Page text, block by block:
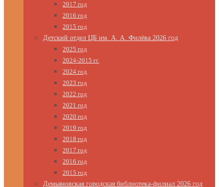
2017 год
2016 год
2015 год
Детский отдел ЦБ им. А. А. Филёва 2026 год
2025 год
2024-2015 гг.
2024 год
2023 год
2022 год
2021 год
2020 год
2019 год
2018 год
2017 год
2016 год
2015 год
Демьяновская городская библиотека-филиал 2026 год